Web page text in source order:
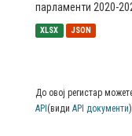
парламенти 2020-
XLSX JSON
До овој регистар
API (види API документи)